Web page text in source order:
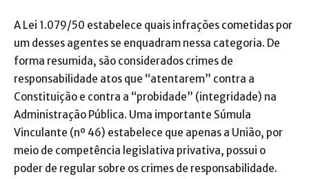
A Lei 1.079/50 estabelece quais infrações cometidas por
um desses agentes se enquadram nessa categoria. De
forma resumida, são considerados crimes de
responsabilidade atos que “atentarem” contra a
Constituição e contra a “probidade” (integridade) na
Administração Pública. Uma importante Súmula
Vinculante (nº 46) estabelece que apenas a União, por
meio de competência legislativa privativa, possui o
poder de regular sobre os crimes de responsabilidade.